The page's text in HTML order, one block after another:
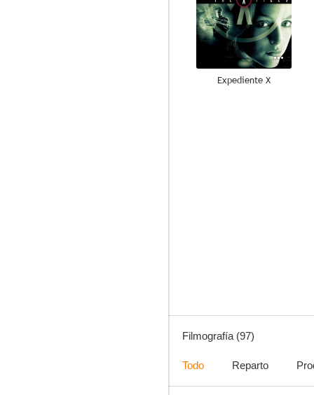
Expediente X
Filmografía (97)
Todo Reparto